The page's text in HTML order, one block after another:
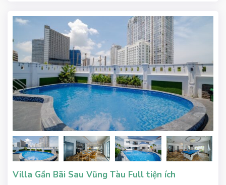
Villa Gần Bãi Sau Vũng Tàu Full tiện ích